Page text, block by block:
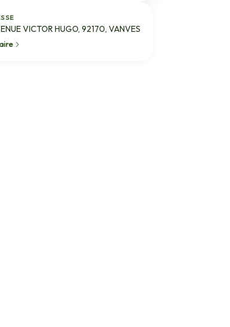
VICTOR HUGO, 92170, VANVES